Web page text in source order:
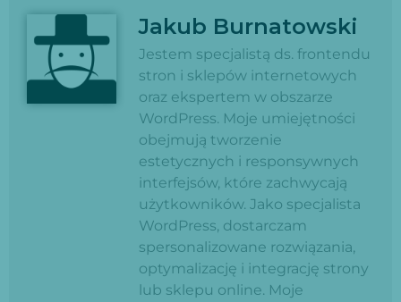
Jakub Burnatowski
Jestem specjalistą ds. frontendu
stron i sklepów internetowych
oraz ekspertem w obszarze
WordPress. Moje umiejętności
obejmują tworzenie
estetycznych i responsywnych
interfejsów, które zachwycają
użytkowników. Jako specjalista
WordPress, dostarczam
spersonalizowane rozwiązania,
optymalizację i integrację strony
lub sklepu online. Moje